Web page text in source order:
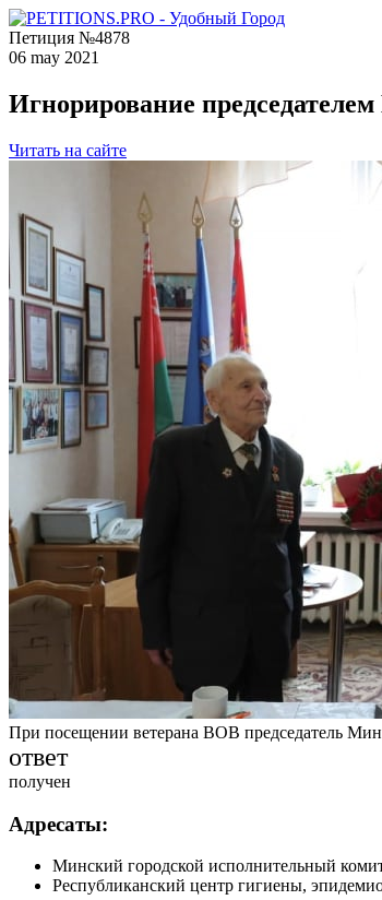
Петиция №4878
06 may 2021
Игнорирование
Читать на сайте
При посещении ветерана ВОВ председатель
ответ
получен
Адресаты:
Минский городской исполнительный
Республиканский центр гигиены,